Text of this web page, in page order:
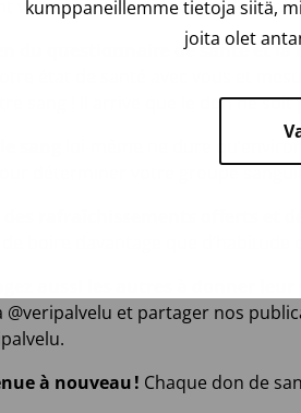
kumppaneillemme tietoja siitä,
joita olet
votre numéro d’identification
du questionnaire de santé et la
état de santé avec vous et
sang ! Il arrive que le don ne soit
sang
lui-même ne dure
déterminer votre groupe
rafraîchissements offerts et
boire davantage que d’habitude
aussi les autres à donner leur
@veripalvelu et partager nos
à nouveau ! Chaque don de